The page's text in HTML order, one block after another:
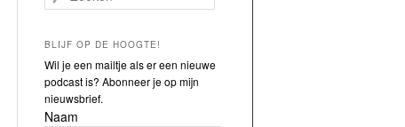
BLIJF OP DE HOOGTE!
Wil je een mailtje als er een nieuwe
podcast is? Abonneer je op mijn
nieuwsbrief.
Naam